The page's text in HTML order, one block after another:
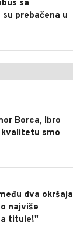
sa
prebačena u
Borca, Ibro
smo
dva okršaja
najviše
titule!"